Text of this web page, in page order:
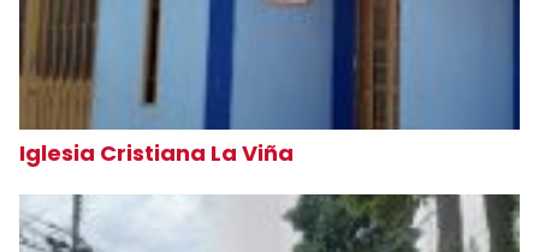
Iglesia Cristiana La Viña